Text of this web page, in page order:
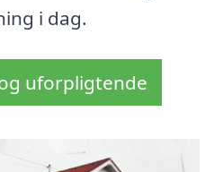
i dag.
uforpligtende